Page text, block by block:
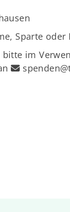
Sparte oder
im